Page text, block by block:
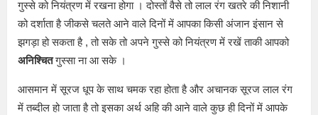
गुस्से को नियंत्रण में रखना होगा । दोस्तों वैसे तो लाल रंग खतरे की निशानी
को दर्शाता है जीकसे चलते आने वाले दिनों में आपका किसी अंजान इंसान से
झगड़ा हो सकता है , तो सके तो अपने गुस्से को नियंत्रण में रखें ताकी आपको
अनिश्चितगुस्सा ना आ सके ।
आसमान में सूरज धूप के साथ चमक रहा होता है और अचानक सूरज लाल रंग
में तब्दील हो जाता है तो इसका अर्थ अहि की आने वाले कुछ ही दिनों में आपके